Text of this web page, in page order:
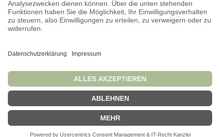
Allgemeines
Offizieller Shop für Händler. Alle Preise exkl. gesetzl.
Wir schließen auf dieser Website keine Verträge mit
Verbrauchern/Privatpersonen ab.